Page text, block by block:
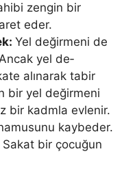
zengin bir
eder.
Yel değirmeni de
yel de­
alınarak tabir
bir yel değirmeni
bir kadmla evlenir.
kaybeder.
Sakat bir çocuğun